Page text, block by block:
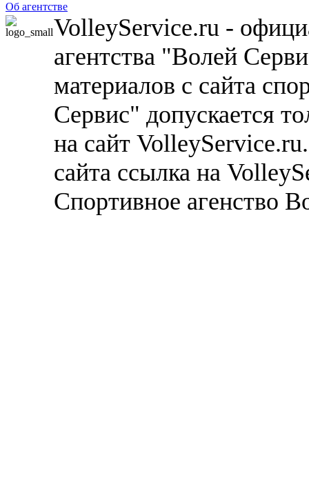
Об агентстве
VolleyService.ru -
агентства "Волей
материалов с сайта
Сервис" допускается
на сайт
сайта ссылка на
Спортивное агенство